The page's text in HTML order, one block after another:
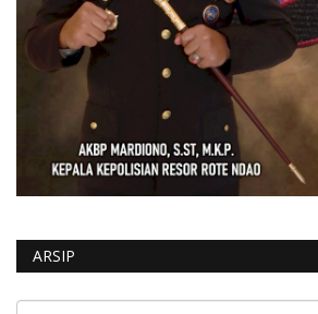
ARSIP